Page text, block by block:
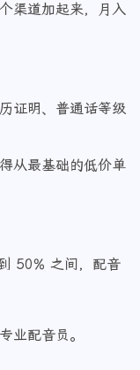
渠道加起来，月入
证明、普通话等级
从最基础的低价单
50% 之间，配音
业配音员。